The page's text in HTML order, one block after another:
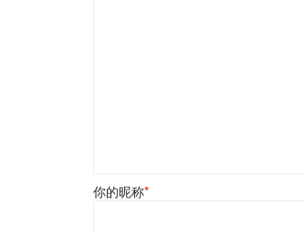
你的昵称*